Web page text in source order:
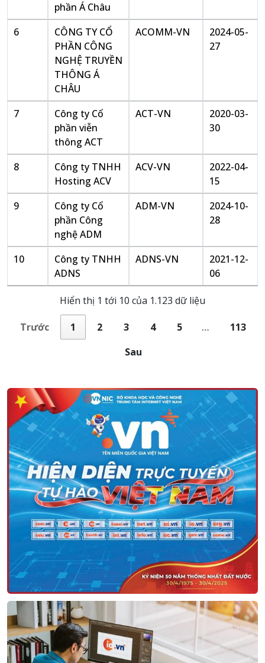
phần Á Châu
6
CÔNG TY CỔ
PHẦN CÔNG
NGHỆ TRUYỀN
THÔNG Á
CHÂU
ACOMM-VN
2024-05-
27
7
Công ty Cổ
phần viễn
thông ACT
ACT-VN
2020-03-
30
8
Công ty TNHH
Hosting ACV
ACV-VN
2022-04-
15
9
Công ty Cổ
phần Công
nghệ ADM
ADM-VN
2024-10-
28
10
Công ty TNHH
ADNS
ADNS-VN
2021-12-
06
Hiển thị 1 tới 10 của 1.123 dữ liệu
Trước 1 2 3 4 5 …
113
Sau